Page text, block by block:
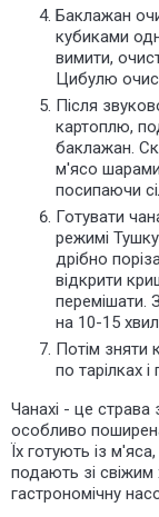
Баклажан
кубиками
вимити,
Цибулю
Після
картоплю,
баклажан.
м'ясо
посипаючи
Готувати
режимі
дрібно
відкрити
перемішати.
на 10-15
Потім зняти
по тарілках
Чанахі - це страва
особливо
Їх готують із
подають зі
гастрономічну